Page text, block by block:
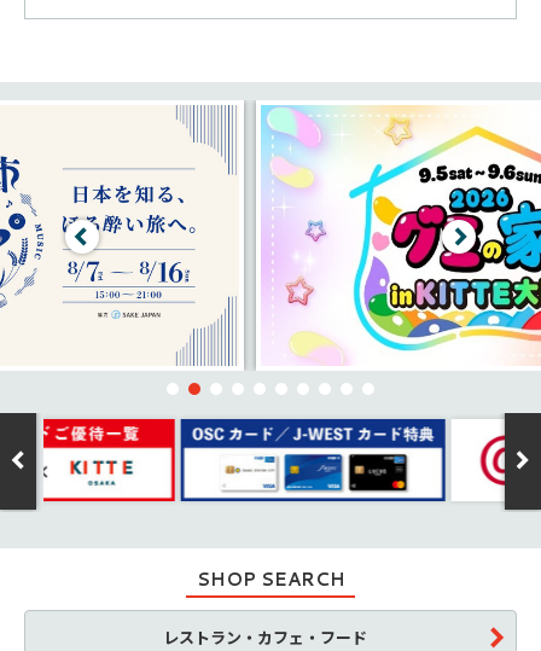
SHOP SEARCH
レストラン・カフェ・フード